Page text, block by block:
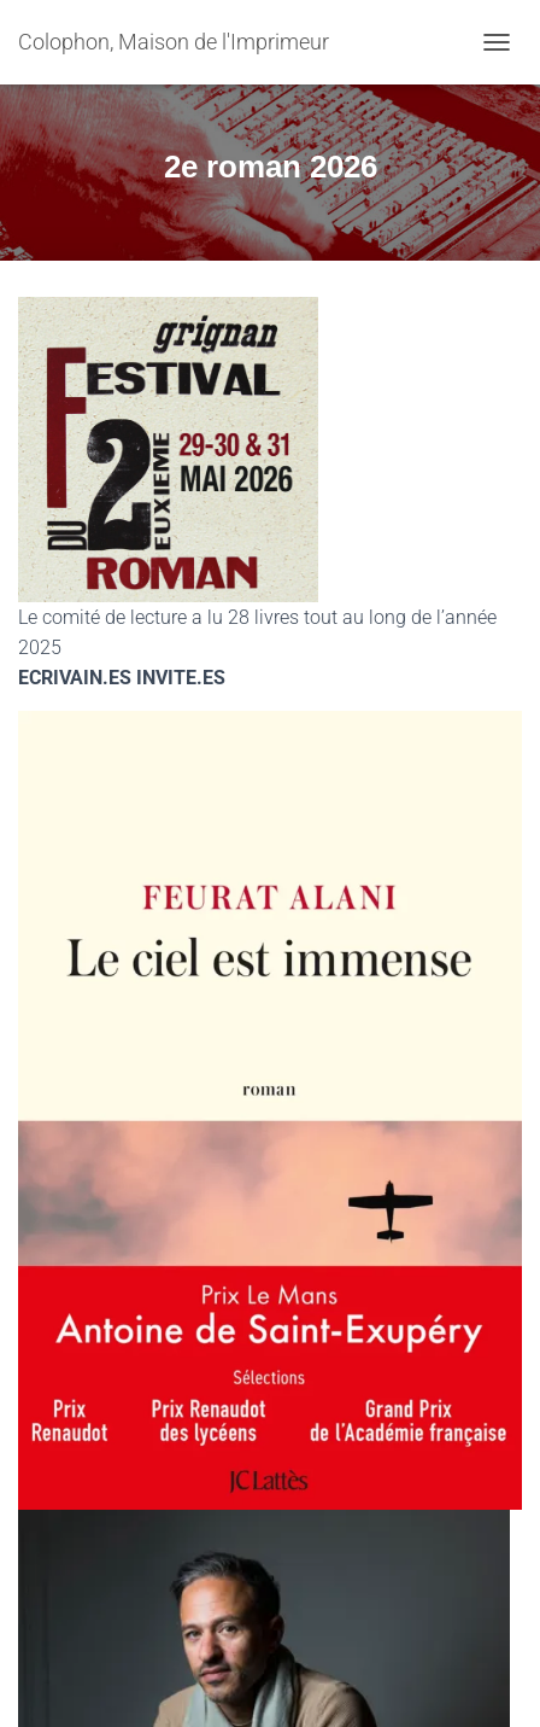
Colophon, Maison de l'Imprimeur
2e roman 2026
Le comité de lecture a lu 28 livres tout au long de l’année
2025
ECRIVAIN.ES INVITE.ES